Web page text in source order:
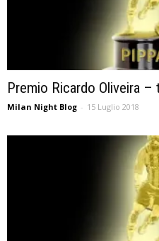
Premio Ricardo Oliveira
Milan Night Blog - 15 Luglio 2018